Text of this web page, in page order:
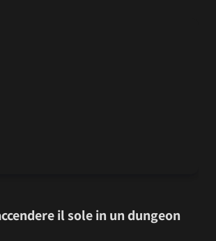
il sole in un dungeon